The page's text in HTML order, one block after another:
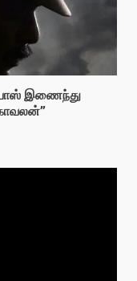
இணைந்து